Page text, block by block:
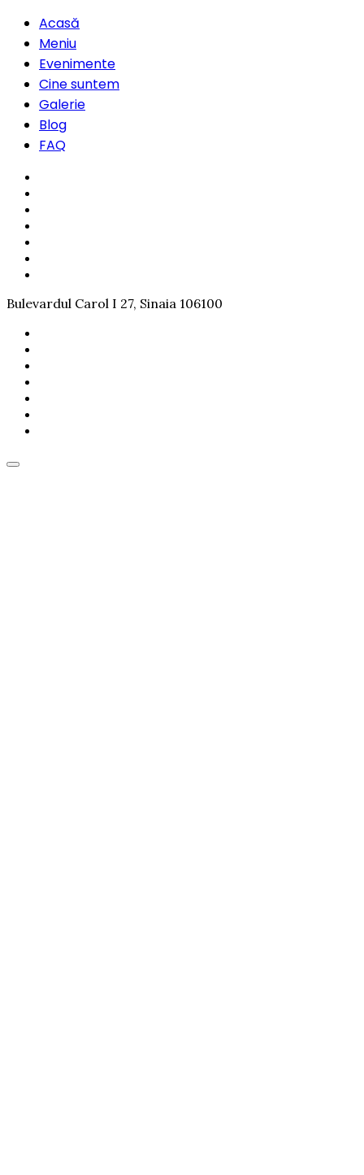
Acasă
Meniu
Evenimente
Cine suntem
Galerie
Blog
FAQ
Bulevardul Carol I 27, Sinaia 106100